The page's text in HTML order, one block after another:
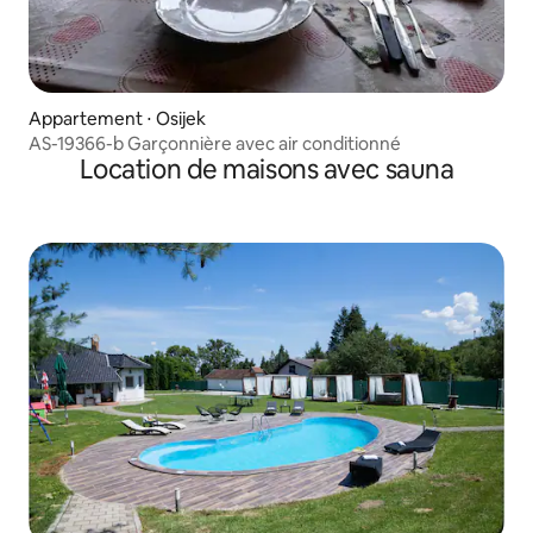
Appartement ⋅ Osijek
AS-19366-b Garçonnière avec air conditionné
Location de maisons avec sauna